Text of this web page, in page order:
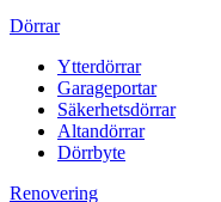
Dörrar
Ytterdörrar
Garageportar
Säkerhetsdörrar
Altandörrar
Dörrbyte
Renovering